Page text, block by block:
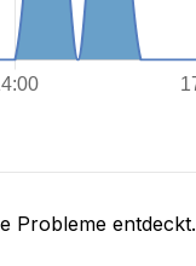
Probleme entdeckt.